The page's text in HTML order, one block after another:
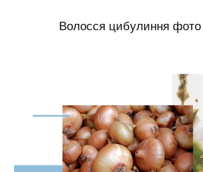
Волосся цибулиння фото